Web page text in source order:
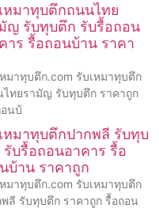
หมาทุบตึกถนนไทย
ญ รับทุบตึก รับรื้อถอน
าร รื้อถอนบ้าน ราคา
มาทุบตึก.com รับเหมาทุบตึก
ไทยรามัญ รับทุบตึก ราคาถูก
นบ้
หมาทุบตึกปากพลี รับทุบ
รับรื้อถอนอาคาร รื้อ
บ้าน ราคาถูก
มาทุบตึก.com รับเหมาทุบตึก
ลี รับทุบตึก ราคาถูก รื้อถอน